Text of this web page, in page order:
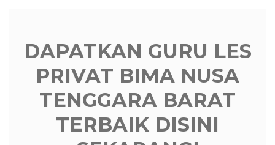
DAPATKAN GURU LES
PRIVAT BIMA NUSA
TENGGARA BARAT
TERBAIK DISINI